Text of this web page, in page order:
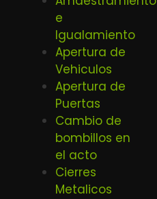
e
Igualamiento
Apertura de
Vehiculos
Apertura de
Puertas
Cambio de
bombillos en
el acto
Cierres
Metalicos